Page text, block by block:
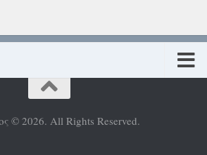
προσωπικών δεδομένων
© 2026. All Rights Reserved.